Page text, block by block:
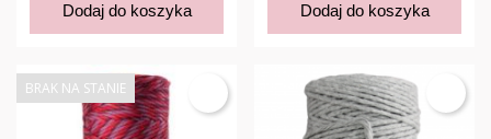
Dodaj do koszyka Dodaj do koszyka
BRAK NA STANIE